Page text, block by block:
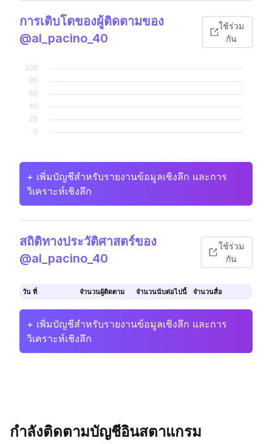
การเติบโตของผู้ติดตามของ
@al_pacino_40
ใช้ร่วม
กัน
+ เพิ่มบัญชีสำหรับรายงานข้อมูลเชิงลึก และการ
วิเคราะห์เชิงลึก
สถิติทางประวัติศาสตร์ของ
@al_pacino_40
ใช้ร่วม
กัน
วัน ที่ จำนวนผู้ติดตาม จำนวนนับต่อไปนี้ จำนวนสื่อ
+ เพิ่มบัญชีสำหรับรายงานข้อมูลเชิงลึก และการ
วิเคราะห์เชิงลึก
กำลังติดตามบัญชีอินสตาแกรม